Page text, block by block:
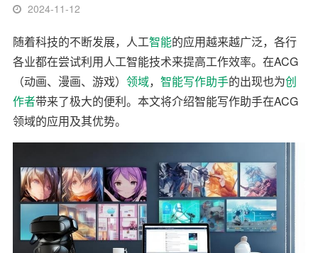
2024-11-12
随着科技的不断发展，人工智能的应用越来越广泛，各行
各业都在尝试利用人工智能技术来提高工作效率。在ACG
（动画、漫画、游戏） 领域， 智能写作助手的出现也为创
作者带来了极大的便利。本文将介绍智能写作助手在ACG
领域的应用及其优势。